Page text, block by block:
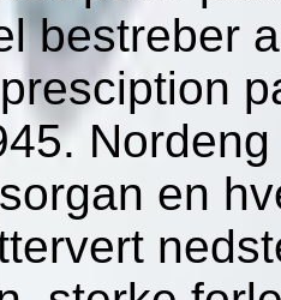
bestreber
en